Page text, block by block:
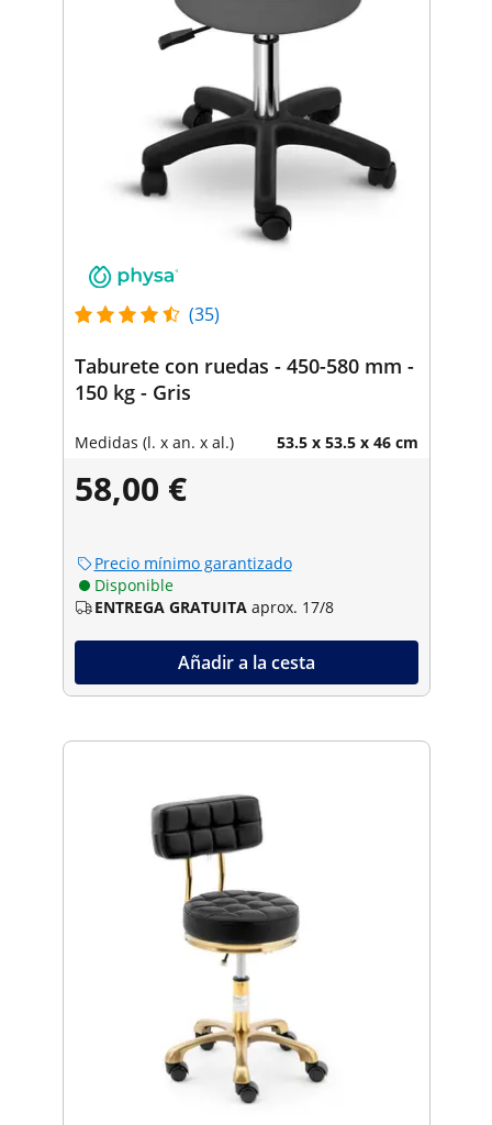
(35)
Taburete con ruedas - 450-580 mm -
150 kg - Gris
Medidas (l. x an. x al.) 53.5 x 53.5 x 46 cm
58,00 €
Precio mínimo garantizado
Disponible
ENTREGA GRATUITA aprox. 17/8
Añadir a la cesta